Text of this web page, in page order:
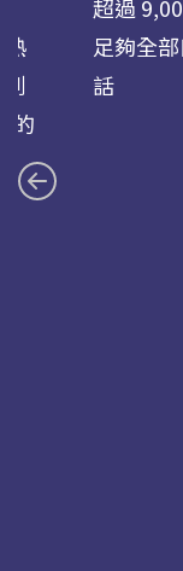
的
超過
足夠全
話